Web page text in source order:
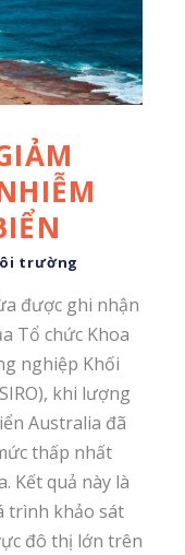
trường
được ghi nhận
Tổ chức Khoa
nghiệp Khối
khi lượng
Australia đã
thấp nhất
Kết quả này là
trình khảo sát
đô thị lớn trên